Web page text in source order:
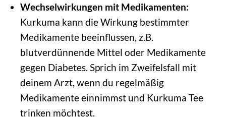
Wechselwirkungen mit Medikamenten:
Kurkuma kann die Wirkung bestimmter
Medikamente beeinflussen, z.B.
blutverdünnende Mittel oder Medikamente
gegen Diabetes. Sprich im Zweifelsfall mit
deinem Arzt, wenn du regelmäßig
Medikamente einnimmst und Kurkuma Tee
trinken möchtest.